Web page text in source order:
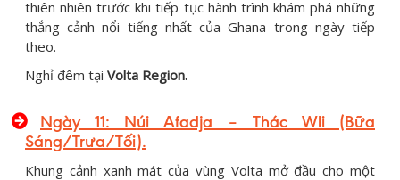
thiên nhiên trước khi tiếp tục hành trình khám phá những
thắng cảnh nổi tiếng nhất của Ghana trong ngày tiếp
theo.
Nghỉ đêm tại Volta Region.
Ngày 11: Núi Afadja – Thác Wli (Bữa
Sáng/Trưa/Tối).
Khung cảnh xanh mát của vùng Volta mở đầu cho một